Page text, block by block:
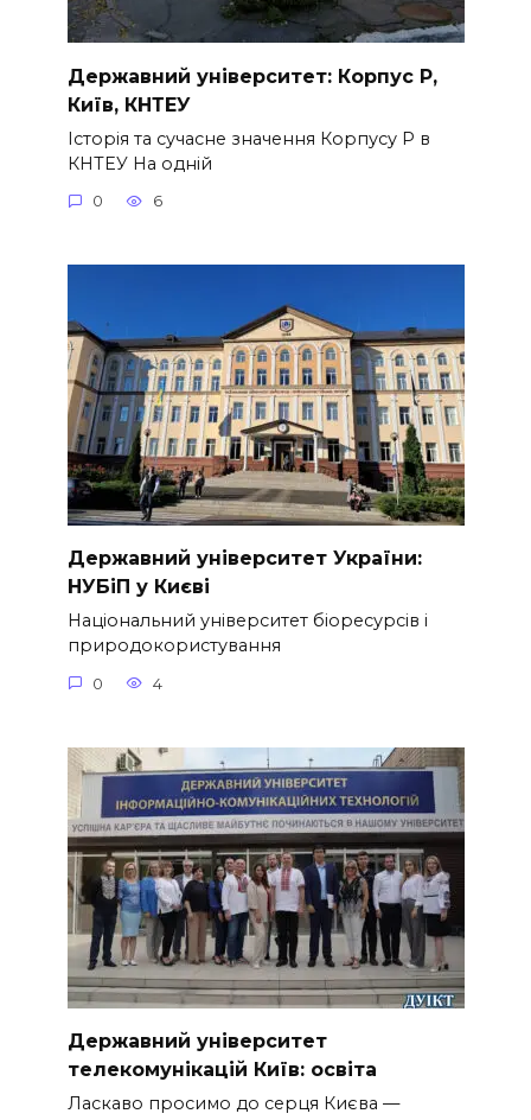
Державний університет: Корпус Р,
Київ, КНТЕУ
Історія та сучасне значення Корпусу Р в
КНТЕУ На одній
0 6
Державний університет України:
НУБіП у Києві
Національний університет біоресурсів і
природокористування
0 4
Державний університет
телекомунікацій Київ: освіта
Ласкаво просимо до серця Києва —